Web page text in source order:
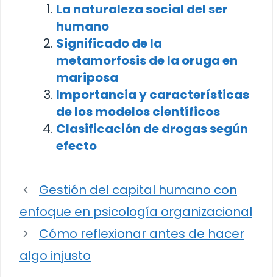
La naturaleza social del ser
humano
Significado de la
metamorfosis de la oruga en
mariposa
Importancia y características
de los modelos científicos
Clasificación de drogas según
efecto
Gestión del capital humano con
enfoque en psicología organizacional
Cómo reflexionar antes de hacer
algo injusto